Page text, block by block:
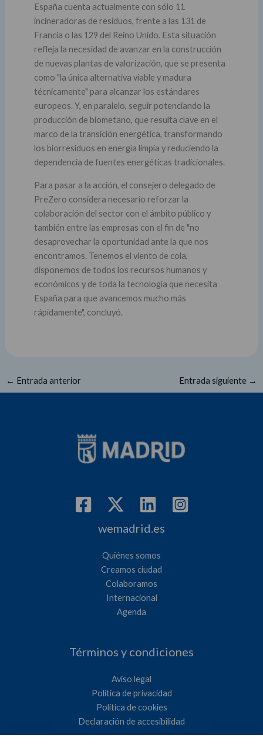
España cuenta actualmente con sólo 11
incineradoras de residuos, frente a las 131 de
Francia o las 129 del Reino Unido. Esta situación
refleja la necesidad de avanzar en la construcción
de nuevas plantas de valorización, que se presenta
como "la única alternativa viable y madura
técnicamente" para alcanzar los estándares
europeos. Y, en paralelo, seguir potenciando la
producción de biometano, que resulta clave en el
marco de la transición energética, transformando
los biorresiduos en energía limpia y reduciendo la
dependencia de fuentes energéticas tradicionales.
Para pasar a la acción, el consejero delegado de
PreZero considera necesario reforzar la
colaboración del sector con el ámbito público y
también entre las empresas con el fin de "no
desaprovechar la oportunidad ante la que nos
encontramos. Tenemos el viento de cola,
disponemos de todos los recursos humanos y
económicos y de toda la tecnología que necesita
España para que avancemos mucho más
rápidamente", concluyó.
← Entrada anterior Entrada siguiente →
wemadrid.es
Quiénes somos
Creamos ciudad
Colaboramos
Internacional
Agenda
Términos y condiciones
Aviso legal
Política de privacidad
Política de cookies
Declaración de accesibilidad